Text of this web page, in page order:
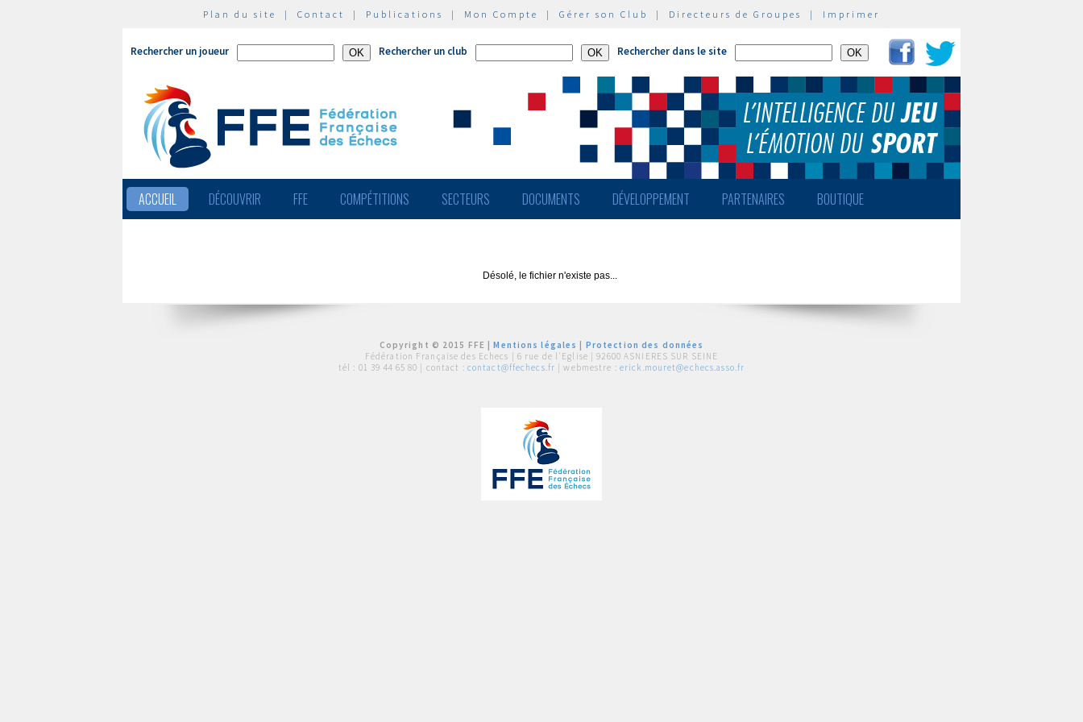
Plan du site | Contact | Publications | Mon Compte | Gérer son Club | Directeurs de Groupes | Imprimer
Rechercher un joueur Rechercher un club Rechercher dans le site
ACCUEIL DÉCOUVRIR FFE COMPÉTITIONS SECTEURS DOCUMENTS DÉVELOPPEMENT PARTENAIRES BOUTIQUE
Désolé, le fichier n'existe pas...
Copyright © 2015 FFE |Mentions légales
Protection des données
Fédération Française des Echecs | 6 rue de l'Eglise | 92600 ASNIERES SUR SEINE
tél : 01 39 44 65 80 | contact : contact@ffechecs.fr | webmestre : erick.mouret@echecs.asso.fr